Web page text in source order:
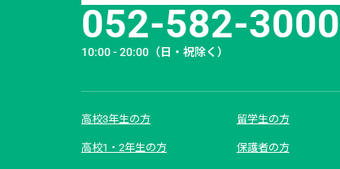
052-582-3000
10:00 - 20:00 （日・祝除く）
高校3年生の方
高校1・2年生の方
留学生の方
保護者の方